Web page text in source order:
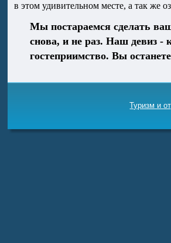
в этом удивительном месте, а так же
Мы постараемся сделать
снова, и не раз. Наш девиз -
гостеприимство. Вы
Туризм и